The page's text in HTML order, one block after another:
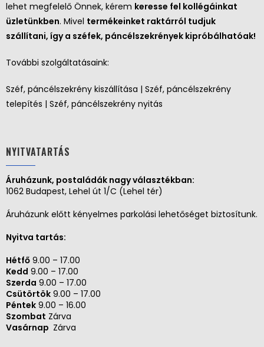
lehet megfelelő Önnek, kérem keresse fel kollégáinkat
üzletünkben. Mivel termékeinket raktárról tudjuk
szállítani, így a széfek, páncélszekrények kipróbálhatóak!
További szolgáltatásaink:
Széf, páncélszekrény kiszállítása | Széf, páncélszekrény
telepítés | Széf, páncélszekrény nyitás
NYITVATARTÁS
Áruházunk, postaládák nagy választékban:
1062 Budapest, Lehel út 1/C (Lehel tér)
Áruházunk előtt kényelmes parkolási lehetőséget biztosítunk.
Nyitva tartás:
Hétfő 9.00 – 17.00
Kedd 9.00 – 17.00
Szerda 9.00 – 17.00
Csütörtök 9.00 – 17.00
Péntek 9.00 – 16.00
Szombat Zárva
Vasárnap Zárva